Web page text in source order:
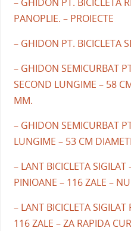
PANOPLIE. – PROIECTE
– GHIDON PT. BICICLETA
– GHIDON SEMICURBAT
SECOND LUNGIME – 58
MM.
– GHIDON SEMICURBAT
LUNGIME – 53 CM
– LANT BICICLETA
PINIOANE – 116 ZALE –
– LANT BICICLETA
116 ZALE – ZA RAPIDA